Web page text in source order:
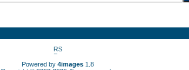
Powered by 4images1.8